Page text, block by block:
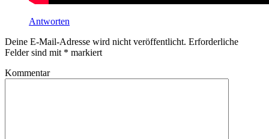
Antworten
Deine E-Mail-Adresse wird nicht veröffentlicht. Erforderliche
Felder sind mit * markiert
Kommentar